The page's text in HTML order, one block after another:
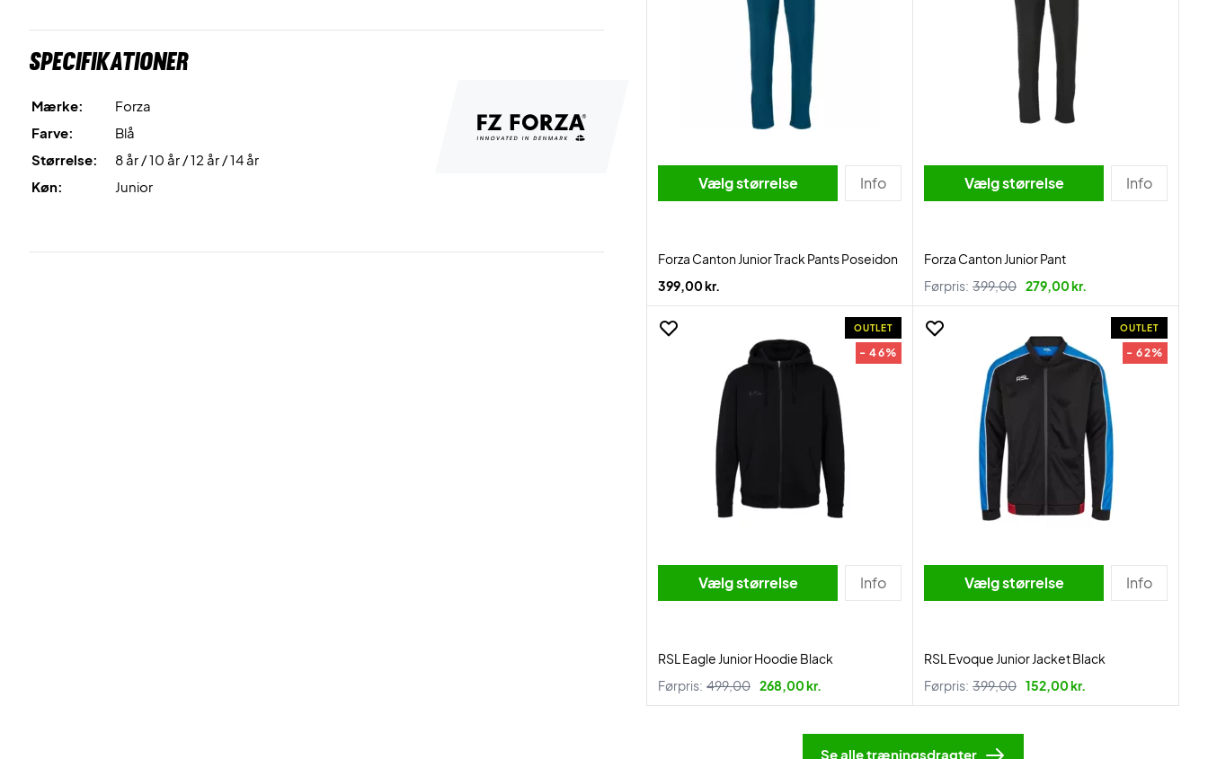
Specifikationer
Mærke:
Forza
Farve:
Blå
Størrelse:
8 år / 10 år / 12 år / 14 år
Køn:
Junior Vælg størrelse Info
Forza Canton Junior Track Pants Poseidon
399,00 kr.
Vælg størrelse Info
Forza Canton Junior Pant
Førpris: 399,00 279,00 kr.
OUTLET
- 46%
Vælg størrelse Info
RSL Eagle Junior Hoodie Black
Førpris: 499,00 268,00 kr.
OUTLET
- 62%
Vælg størrelse Info
RSL Evoque Junior Jacket Black
Førpris: 399,00 152,00 kr.
Se alle træningsdragter